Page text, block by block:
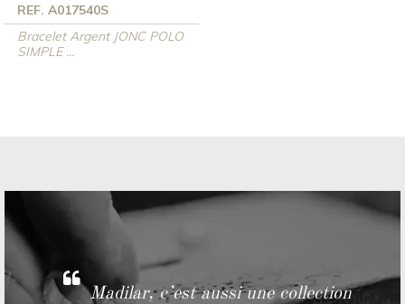
REF. A017540S
Bracelet Argent JONC POLO
SIMPLE ...
Madilar, c’est aussi une collection